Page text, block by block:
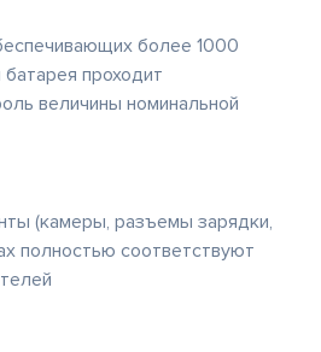
более 1000
проходит
величины номинальной
(камеры, разъемы зарядки,
полностью соответствуют